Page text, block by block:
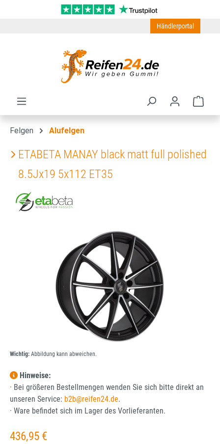
Zum Hauptinhalt springen
Händlerportal
Felgen Alufelgen
ETABETA MANAY black matt full polished
8.5Jx19 5x112 ET35
Bildergalerie überspringen
Wichtig: Abbildung kann abweichen.
Hinweise:
· Bei größeren Bestellmengen wenden Sie sich bitte direkt an
unseren Service: b2b@reifen24.de.
· Ware befindet sich im Lager des Vorlieferanten.
Regulärer Preis:
436,95 €